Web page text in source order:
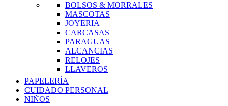
BOLSOS & MORRALES
MASCOTAS
JOYERIA
CARCASAS
PARAGUAS
ALCANCIAS
RELOJES
LLAVEROS
PAPELERÍA
CUIDADO PERSONAL
NIÑOS